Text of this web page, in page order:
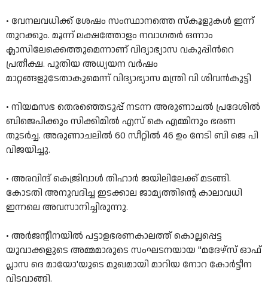
• വേനലവധിക്ക് ശേഷം സംസ്ഥാനത്തെ സ്കൂളുകൾ ഇന്ന്
തുറക്കും. മൂന്ന് ലക്ഷത്തോളം നവാഗതർ ഒന്നാം
ക്ലാസിലേക്കെത്തുമെന്നാണ് വിദ്യാഭ്യാസ വകുപ്പിന്‍റെ
പ്രതീക്ഷ. പുതിയ അധ്യയന വര്‍ഷം
മാറ്റങ്ങളുടേതാകുമെന്ന് വിദ്യാഭ്യാസ മന്ത്രി വി ശിവന്‍കുട്ടി
• നിയമസഭ തെരഞ്ഞെടുപ്പ് നടന്ന അരുണാചൽ പ്രദേശിൽ
ബിജെപിക്കും സിക്കിമിൽ എസ് കെ എമ്മിനും ഭരണ
തുടർച്ച. അരുണാചലിൽ 60 സീറ്റിൽ 46 ഉം നേടി ബി ജെ പി
വിജയിച്ചു.
• അരവിന്ദ് കെജ്രിവാള്‍ തിഹാര്‍ ജയിലിലേക്ക് മടങ്ങി.
കോടതി അനുവദിച്ച ഇടക്കാല ജാമ്യത്തിന്റെ കാലാവധി
ഇന്നലെ അവസാനിച്ചിരുന്നു.
• അർജന്റീനയിൽ പട്ടാളഭരണകാലത്ത്‌ കൊല്ലപ്പെട്ട
യുവാക്കളുടെ അമ്മമാരുടെ സംഘടനയായ "മദേഴ്‌സ്‌ ഓഫ്‌
പ്ലാസ ദെ മായോ'യുടെ മുഖമായി മാറിയ നോറ കോർട്ടീന
വിടവാങ്ങി.